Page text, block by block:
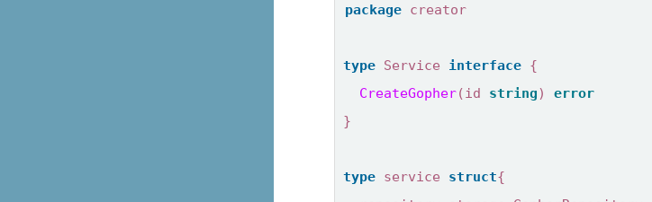
package creator
type Service interface {
CreateGopher( id string)
error
}
type service struct{